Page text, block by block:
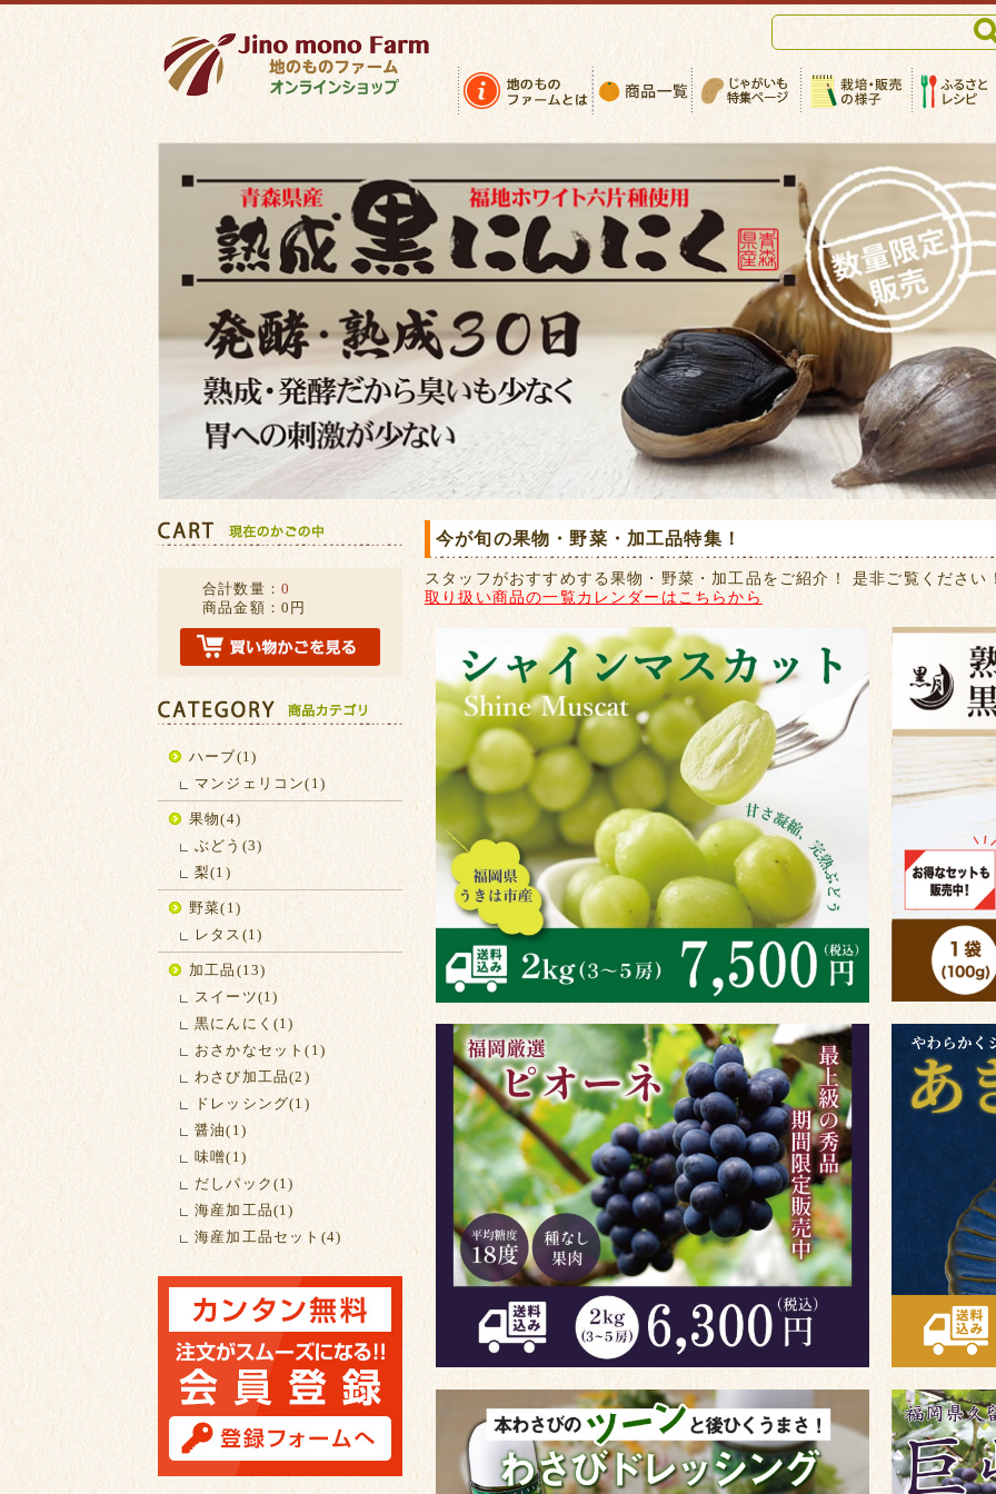
今が旬の果物・野菜・加工品特集！
スタッフがおすすめする果物・野菜・加工品をご紹介！ 是非ご覧ください
取り扱い商品の一覧カレンダーはこちらから
合計数量： 0
商品金額： 0円
ハーブ(1)
マンジェリコン(1)
果物(4)
ぶどう(3)
梨(1)
野菜(1)
レタス(1)
加工品(13)
スイーツ(1)
黒にんにく(1)
おさかなセット(1)
わさび加工品(2)
ドレッシング(1)
醤油(1)
味噌(1)
だしパック(1)
海産加工品(1)
海産加工品セット(4)